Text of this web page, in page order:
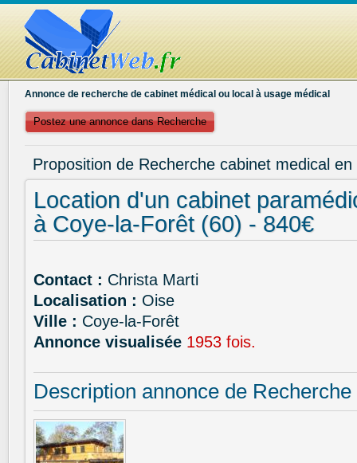
Annonce de recherche de cabinet médical ou local à usage médical
Postez une annonce dans Recherche
Proposition de Recherche cabinet medical
Location d'un cabinet
à Coye-la-Forêt (60) - 840€
Contact : Christa Marti
Localisation : Oise
Ville : Coye-la-Forêt
Annonce visualisée 1953 fois.
Description annonce de Recherche